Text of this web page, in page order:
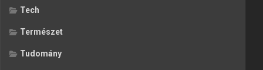
Tech
Természet
Tudomány